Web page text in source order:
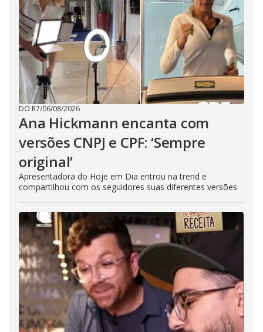
DO R7/06/08/2026
Ana Hickmann encanta com
versões CNPJ e CPF: ‘Sempre
original’
Apresentadora do Hoje em Dia entrou na trend e
compartilhou com os seguidores suas diferentes versões